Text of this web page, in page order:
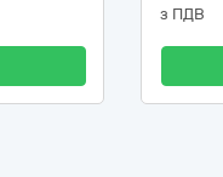
з ПДВ